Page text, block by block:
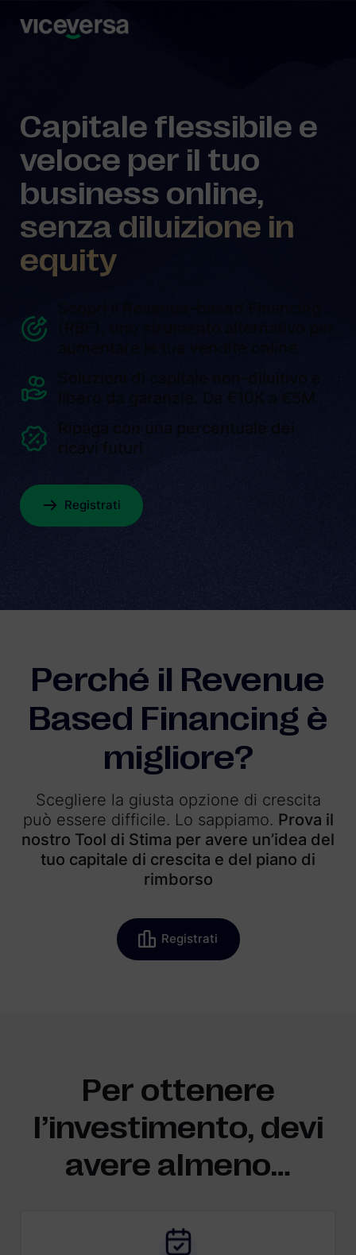
Capitale flessibile e
veloce per il tuo
business online,
senza diluizione in
equity
libero da garanzie. Da €10K a €5M
Ripaga con una percentuale dei
ricavi futuri
Registrati
Perché il Revenue
Based Financing è
migliore?
Scegliere la giusta opzione di crescita
può essere difficile. Lo sappiamo. Prova il
nostro Tool di Stima per avere un’idea del
tuo capitale di crescita e del piano di
rimborso
Registrati
Per ottenere
l’investimento, devi
avere almeno…